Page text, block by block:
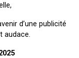
d’une publicité
audace.